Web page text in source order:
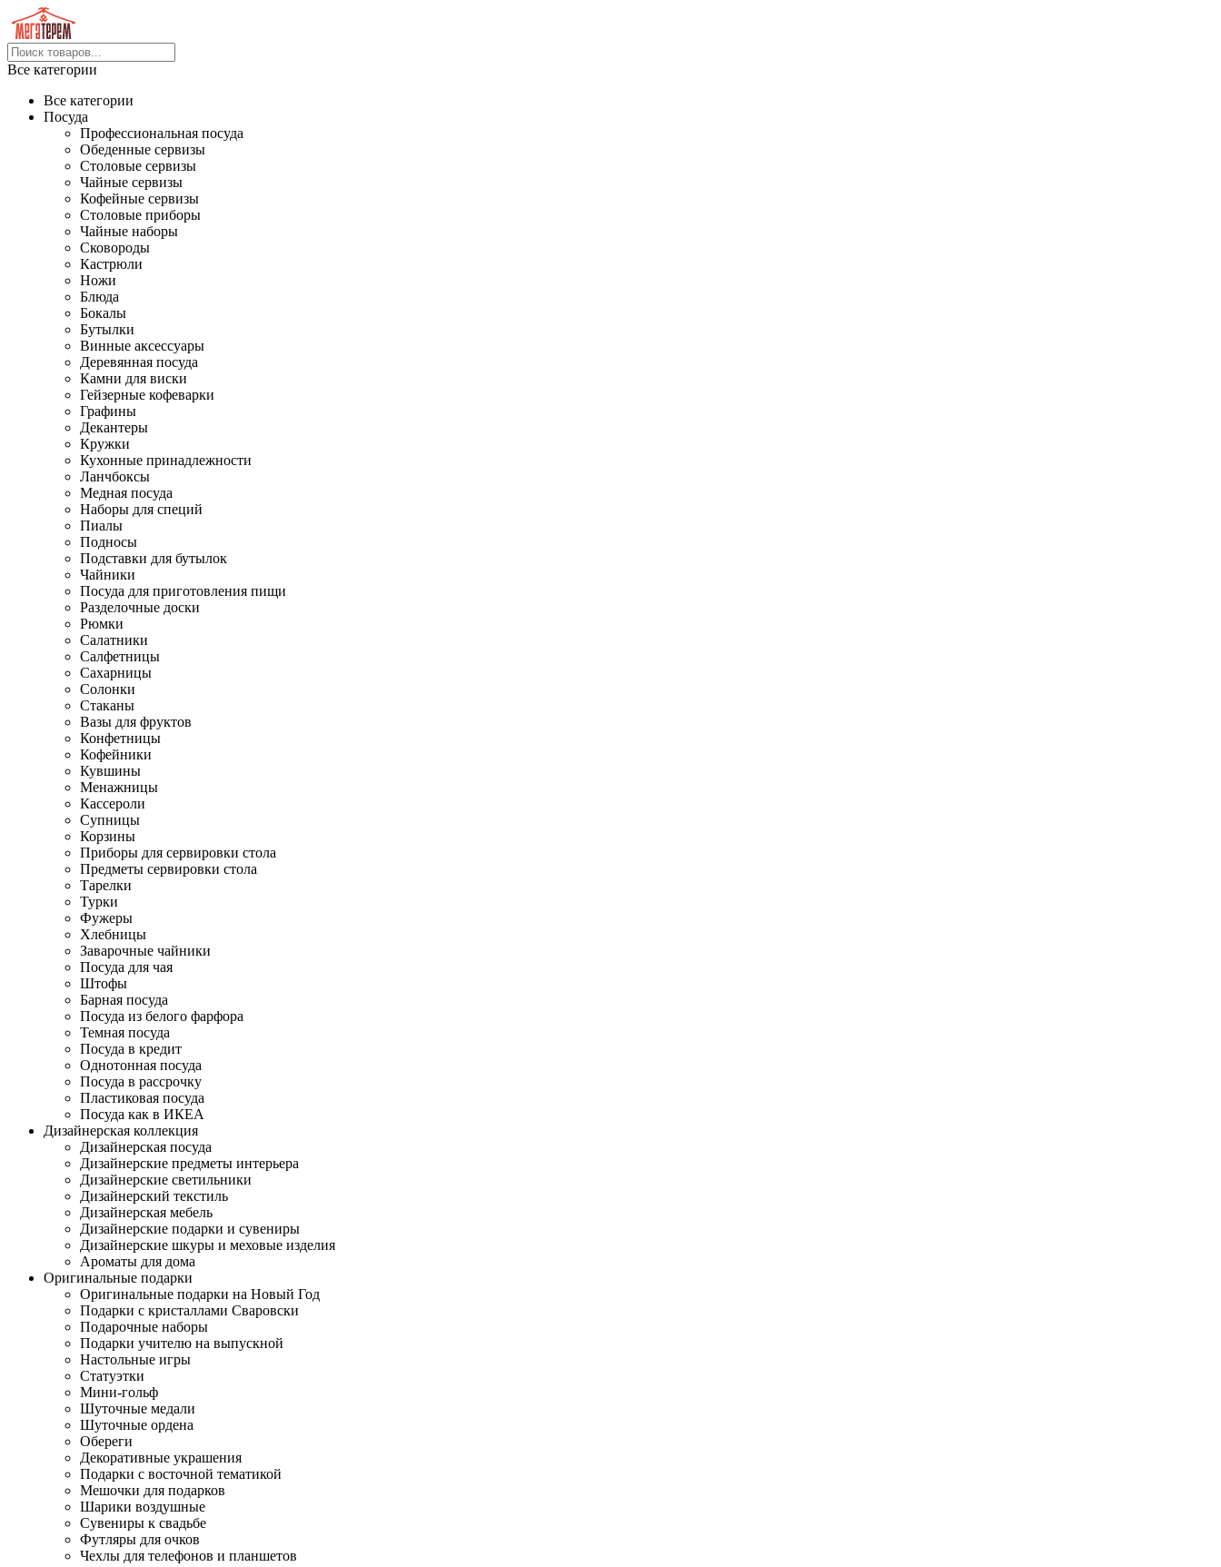
Все категории
Все категории
Посуда
Профессиональная посуда
Обеденные сервизы
Столовые сервизы
Чайные сервизы
Кофейные сервизы
Столовые приборы
Чайные наборы
Сковороды
Кастрюли
Ножи
Блюда
Бокалы
Бутылки
Винные аксессуары
Деревянная посуда
Камни для виски
Гейзерные кофеварки
Графины
Декантеры
Кружки
Кухонные принадлежности
Ланчбоксы
Медная посуда
Наборы для специй
Пиалы
Подносы
Подставки для бутылок
Чайники
Посуда для приготовления пищи
Разделочные доски
Рюмки
Салатники
Салфетницы
Сахарницы
Солонки
Стаканы
Вазы для фруктов
Конфетницы
Кофейники
Кувшины
Менажницы
Кассероли
Супницы
Корзины
Приборы для сервировки стола
Предметы сервировки стола
Тарелки
Турки
Фужеры
Хлебницы
Заварочные чайники
Посуда для чая
Штофы
Барная посуда
Посуда из белого фарфора
Темная посуда
Посуда в кредит
Однотонная посуда
Посуда в рассрочку
Пластиковая посуда
Посуда как в ИКЕА
Дизайнерская коллекция
Дизайнерская посуда
Дизайнерские предметы интерьера
Дизайнерские светильники
Дизайнерский текстиль
Дизайнерская мебель
Дизайнерские подарки и сувениры
Дизайнерские шкуры и меховые изделия
Ароматы для дома
Оригинальные подарки
Оригинальные подарки на Новый Год
Подарки с кристаллами Сваровски
Подарочные наборы
Подарки учителю на выпускной
Настольные игры
Статуэтки
Мини-гольф
Шуточные медали
Шуточные ордена
Обереги
Декоративные украшения
Подарки с восточной тематикой
Мешочки для подарков
Шарики воздушные
Сувениры к свадьбе
Футляры для очков
Чехлы для телефонов и планшетов